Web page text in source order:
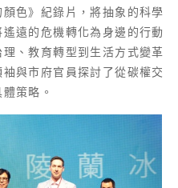
色》紀錄片，將抽象的科學
遠的危機轉化為身邊的行動
、教育轉型到生活方式變革
與市府官員探討了從碳權交
策略。